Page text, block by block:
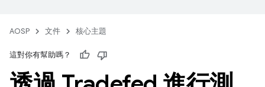
AOSP 文件 核心主題
這對你有幫助嗎？